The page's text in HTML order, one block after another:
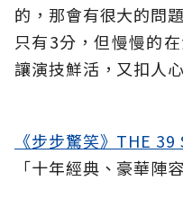
的，那會有很大的問
只有3分，但慢慢的
讓演技鮮活，又扣人
《步步驚笑》THE 39
「十年經典、豪華陣